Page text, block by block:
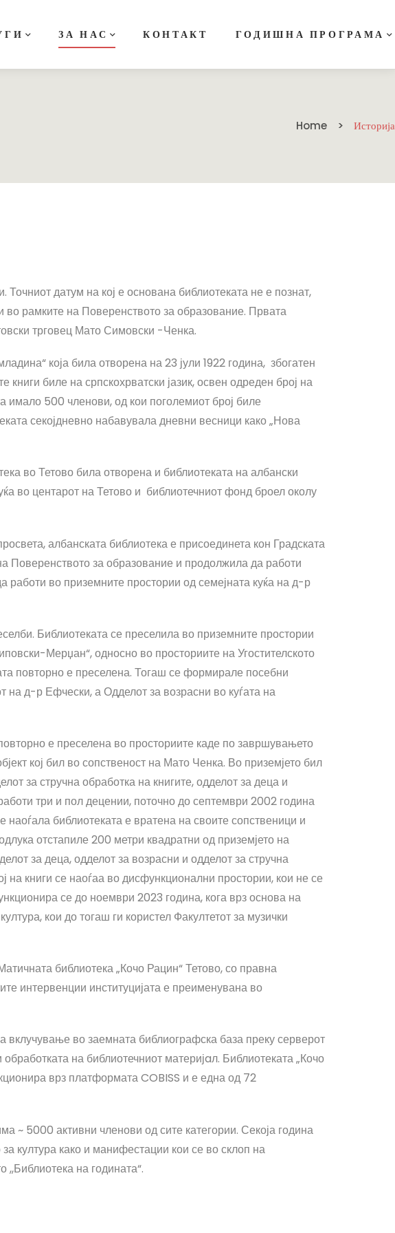
ЗА НАС КОНТАКТ ГОДИШНА ПРОГРАМА
Home Историја
датум на кој е основана библиотеката не е познат,
во рамките на Поверенството за образование. Првата
трговец Мато Симовски -Ченка.
која била отворена на 23 јули 1922 година, збогатен
биле на српскохрватски јазик, освен одреден број на
имало 500 членови, од кои поголемиот број биле
секојдневно набавувала дневни весници како „Нова
во Тетово била отворена и библиотеката на албански
во центарот на Тетово и библиотечниот фонд броел околу
албанската библиотека е присоединета кон Градската
Поверенството за образование и продолжила да работи
работи во приземните простории од семејната куќа на д-р
Библиотеката се преселила во приземните простории
Мерџан“, односно во просториите на Угостителското
повторно е преселена. Тогаш се формирале посебни
на д-р Ефчески, а Одделот за возрасни во куѓата на
е преселена во просториите каде по завршувањето
кој бил во сопственост на Мато Ченка. Во приземјето бил
за стручна обработка на книгите, одделот за деца и
три и пол децении, поточно до септември 2002 година
наоѓала библиотеката е вратена на своите сопственици и
отстапиле 200 метри квадратни од приземјето на
за деца, одделот за возрасни и одделот за стручна
на книги се наоѓаа во дисфункционални простории, кои не се
се до ноември 2023 година, кога врз основа на
кои до тогаш ги користел Факултетот за музички
библиотека „Кочо Рацин“ Тетово, со правна
интервенции институцијата е преименувана во
во заемната библиографска база преку серверот
на библиотечниот материјaл. Библиотеката „Кочо
врз платформата COBISS и е една од 72
~ 5000 активни членови од сите категории. Секоја година
култура како и манифестации кои се во склоп на
,,Библиотека на годината“.